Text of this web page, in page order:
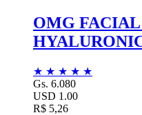
OMG
★ ★ ★ ★ ★
Gs. 6.080
USD 1.00
R$ 5,26